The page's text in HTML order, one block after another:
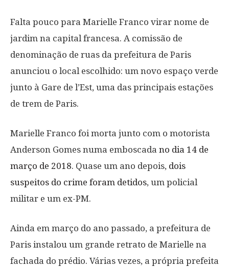
Falta pouco para Marielle Franco virar nome de
jardim na capital francesa. A comissão de
denominação de ruas da prefeitura de Paris
anunciou o local escolhido: um novo espaço verde
junto à Gare de l’Est, uma das principais estações
de trem de Paris.
Marielle Franco foi morta junto com o motorista
Anderson Gomes numa emboscada no dia 14 de
março de 2018. Quase um ano depois, dois
suspeitos do crime foram detidos, um policial
militar e um ex-PM.
Ainda em março do ano passado, a prefeitura de
Paris instalou um grande retrato de Marielle na
fachada do prédio. Várias vezes, a própria prefeita